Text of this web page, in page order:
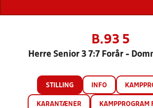
B.93 5
Herre Senior 3 7:7 Forår -
STILLING INFO
KARANTÆNER KAMPPROGRAM